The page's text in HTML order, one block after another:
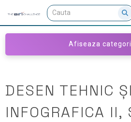
Afiseaza
DESEN TEHNIC ȘI
INFOGRAFICA II,